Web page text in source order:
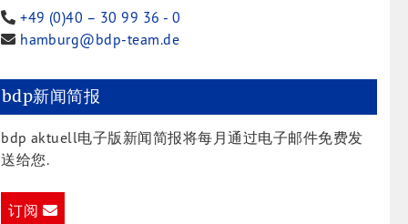
+49 (0)40 – 30 99 36 - 0
hamburg@bdp-team.de
bdp新闻简报
bdp aktuell电子版新闻简报将每月通过电子邮件免费发
送给您.
订阅